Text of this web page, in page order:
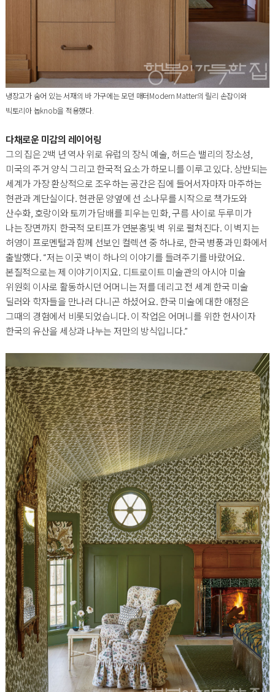
냉장고가 숨어 있는 서재의 바 가구에는 모던 매터Modern Matter의 릴리 손잡이와
빅토리아 놉knob을 적용했다.
다채로운 미감의 레이어링
그의 집은 2백 년 역사 위로 유럽의 장식 예술, 허드슨 밸리의 장소성,
미국의 주거 양식 그리고 한국적 요소가 하모니를 이루고 있다. 상반되는
세계가 가장 환상적으로 조우하는 공간은 집에 들어서자마자 마주하는
현관과 계단실이다. 현관문 양옆에 선 소나무를 시작으로 책가도와
산수화, 호랑이와 토끼가 담배를 피우는 민화, 구름 사이로 두루미가
나는 장면까지 한국적 모티프가 연분홍빛 벽 위로 펼쳐진다. 이 벽지는
허영이 프로멘털과 함께 선보인 컬렉션 중 하나로, 한국 병풍과 민화에서
출발했다. “저는 이곳 벽이 하나의 이야기를 들려주기를 바랐어요.
본질적으로는 제 이야기이지요. 디트로이트 미술관의 아시아 미술
위원회 이사로 활동하시던 어머니는 저를 데리고 전 세계 한국 미술
딜러와 학자들을 만나러 다니곤 하셨어요. 한국 미술에 대한 애정은
그때의 경험에서 비롯되었습니다. 이 작업은 어머니를 위한 헌사이자
한국의 유산을 세상과 나누는 저만의 방식입니다.”